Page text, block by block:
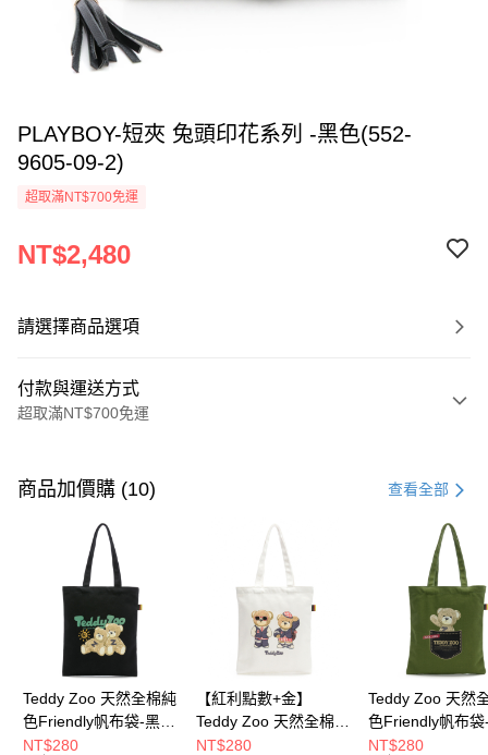
PLAYBOY-短夾 兔頭印花系列 -黑色(552-
9605-09-2)
超取滿NT$700免運
NT$2,480
請選擇商品選項
付款與運送方式
超取滿NT$700免運
信用卡一次付款
超商取貨付款
Apple Pay
街口支付
大哥付你分期
商品加價購 (10) 查看全部
Teddy Zoo 天然全棉純
色Friendly帆布袋-黑色
(TZB107)
NT$280
【紅利點數+金】
Teddy Zoo 天然全棉純
色Friendly帆布袋-白色
NT$280
Teddy Zoo 天然
色Friendly帆布袋
色(TZB107)
NT$280